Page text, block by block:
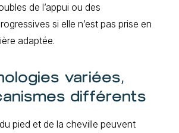
de l’appui ou des
si elle n’est pas prise en
adaptée.
variées,
différents
pied et de la cheville peuvent